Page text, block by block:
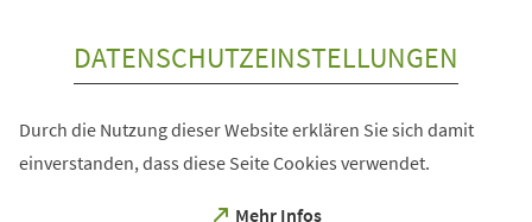
DATENSCHUTZEINSTELLUNGEN
Durch die Nutzung dieser Website erklären Sie sich damit
einverstanden, dass diese Seite Cookies verwendet.
Mehr Infos
(Öffnet